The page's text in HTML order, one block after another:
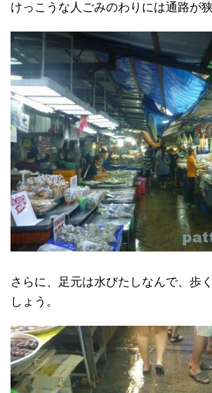
けっこうな人ごみのわりには通路が狭
さらに、足元は水びたしなんで、歩
しょう。